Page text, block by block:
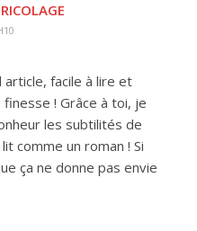
article, facile à lire et
! Grâce à toi, je
les subtilités de
comme un roman ! Si
ça ne donne pas envie